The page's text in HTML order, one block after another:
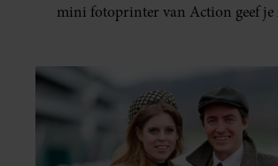
mini fotoprinter van Action geef je
al in handen.